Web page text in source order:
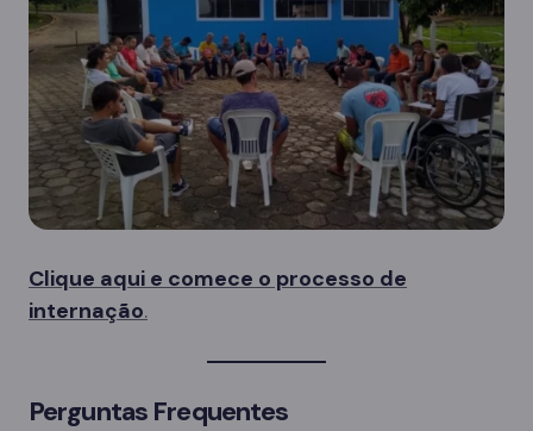
Clique aqui e comece o processo de
internação.
Perguntas Frequentes